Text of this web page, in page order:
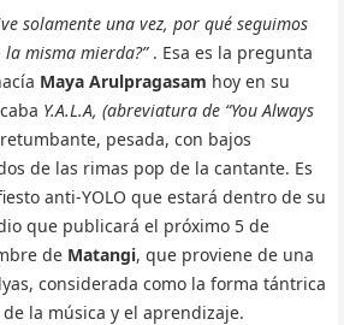
solamente una vez, por qué seguimos
la misma mierda?”. Esa es la pregunta
Maya Arulpragasam hoy en su
Y.A.L.A, (abreviatura de “You Always
pesada, con bajos
de las rimas pop de la cantante. Es
anti-YOLO que estará dentro de su
que publicará el próximo 5 de
de Matangi, que proviene de una
considerada como la forma tántrica
la música y el aprendizaje.